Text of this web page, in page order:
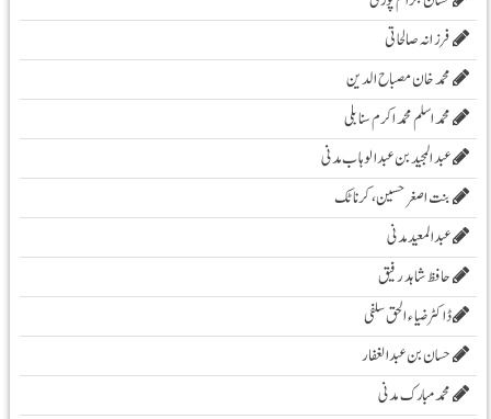
فرزانہ صالحاتی
محمد خان مصباح الدین
محمد اسلم محمد اکرم سنابلی
عبد المجید بن عبد الوہاب مدنی
بنت اصغر حسین، کرناٹک
عبدالمعید مدنی
حافظ شاہد رفیق
ڈاکٹر ضیاء الحق سلفی
حسان بن عبدالغفار
محمد مبارک مدنی